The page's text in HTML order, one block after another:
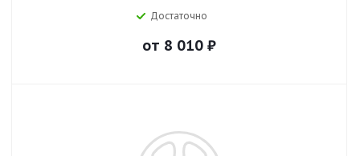
Достаточно
от 8 010 ₽